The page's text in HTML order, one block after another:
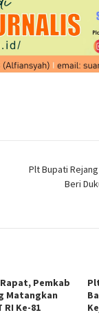
Plt Bupati
Beri
Pemkab
Matangkan
RI Ke-81